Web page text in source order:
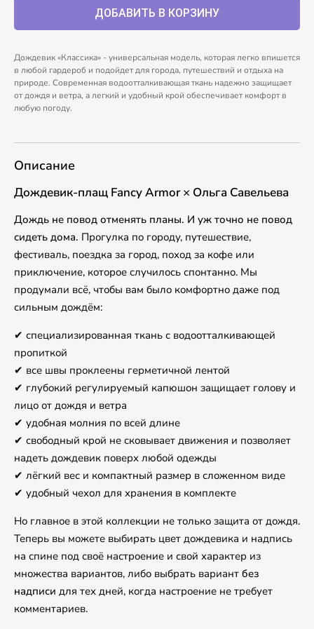
Дождевик «Классика» - универсальная модель, которая легко впишется
в любой гардероб и подойдет для города, путешествий и отдыха на
природе. Современная водоотталкивающая ткань надежно защищает
от дождя и ветра, а легкий и удобный крой обеспечивает комфорт в
любую погоду.
Описание
Дождевик-плащ Fancy Armor × Ольга Савельева
Дождь не повод отменять планы. И уж точно не повод
сидеть дома. Прогулка по городу, путешествие,
фестиваль, поездка за город, поход за кофе или
приключение, которое случилось спонтанно. Мы
продумали всё, чтобы вам было комфортно даже под
сильным дождём:
✔ специализированная ткань с водоотталкивающей
пропиткой
✔ все швы проклеены герметичной лентой
✔ глубокий регулируемый капюшон защищает голову и
лицо от дождя и ветра
✔ удобная молния по всей длине
✔ свободный крой не сковывает движения и позволяет
надеть дождевик поверх любой одежды
✔ лёгкий вес и компактный размер в сложенном виде
✔ удобный чехол для хранения в комплекте
Но главное в этой коллекции не только защита от дождя.
Теперь вы можете выбирать цвет дождевика и надпись
на спине под своё настроение и свой характер из
множества вариантов, либо выбрать вариант без
надписи для тех дней, когда настроение не требует
комментариев.